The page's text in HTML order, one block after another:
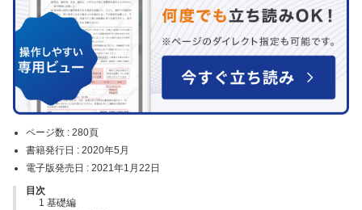
ページ数 : 280頁
書籍発行日 : 2020年5月
電子版発売日 : 2021年1月22日
目次
1 基礎編